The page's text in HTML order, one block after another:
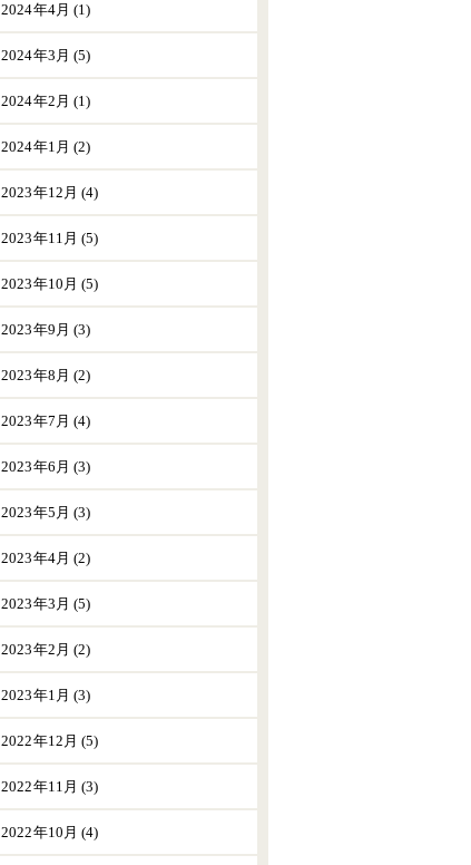
2024年4月 (1)
2024年3月 (5)
2024年2月 (1)
2024年1月 (2)
2023年12月 (4)
2023年11月 (5)
2023年10月 (5)
2023年9月 (3)
2023年8月 (2)
2023年7月 (4)
2023年6月 (3)
2023年5月 (3)
2023年4月 (2)
2023年3月 (5)
2023年2月 (2)
2023年1月 (3)
2022年12月 (5)
2022年11月 (3)
2022年10月 (4)